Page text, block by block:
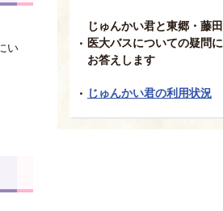
い
じゅんかい君と東郷・藤田
医大バスについての疑問に
お答えします
じゅんかい君の利用状況